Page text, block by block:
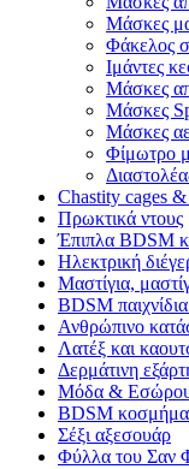
Μάσκες
Φάκελος
Ιμάντες
Μάσκες
Μάσκες
Μάσκες
Φίμωτρο
Chastity cages &
Πρωκτικά ντους
Έπιπλα BDSM
Ηλεκτρική
Μαστίγια,
BDSM
Ανθρώπινο
Λατέξ και
Δερμάτινη
Μόδα &
BDSM
Σέξι αξεσουάρ
Φύλλα του Σαν